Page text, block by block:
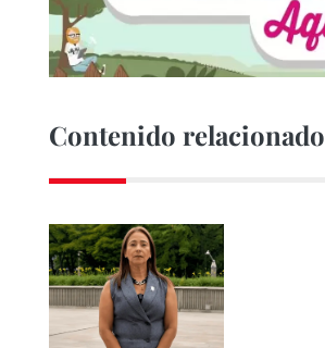
Contenido relacionado